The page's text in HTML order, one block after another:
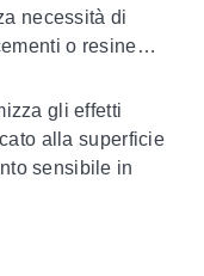
necessità di
o resine
gli effetti
alla superficie
sensibile in
del SA1-RTD